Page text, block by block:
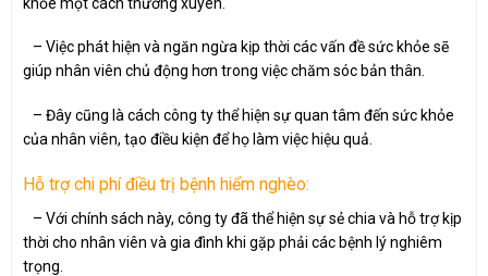
– Việc phát hiện và ngăn ngừa kịp thời các vấn đề sức khỏe sẽ
giúp nhân viên chủ động hơn trong việc chăm sóc bản thân.
– Đây cũng là cách công ty thể hiện sự quan tâm đến sức khỏe
của nhân viên, tạo điều kiện để họ làm việc hiệu quả.
Hỗ trợ chi phí điều trị bệnh hiểm nghèo:
– Với chính sách này, công ty đã thể hiện sự sẻ chia và hỗ trợ kịp
thời cho nhân viên và gia đình khi gặp phải các bệnh lý nghiêm
trọng.